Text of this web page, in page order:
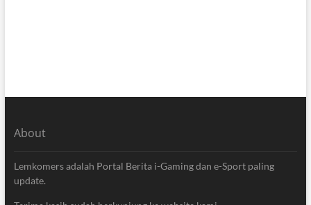
About
Lemkomers adalah Portal Berita i-Gaming dan e-Sport paling
update.